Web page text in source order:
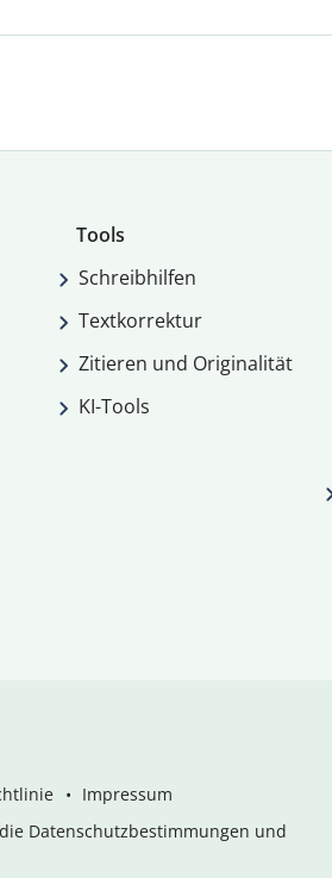
Tools
Schreibhilfen
Textkorrektur
Zitieren und Originalität
KI-Tools
Impressum
Datenschutzbestimmungen und